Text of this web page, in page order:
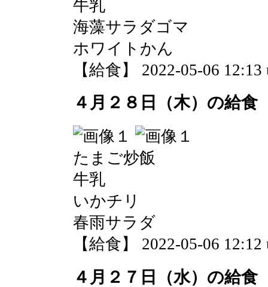
牛乳
海藻サラダゴマ
ホワイトかん
【給食】 2022-05-06 12:13
４月２８日（木）の給食
たまご炒飯
牛乳
いかチリ
春雨サラダ
【給食】 2022-05-06 12:12
４月２７日（水）の給食